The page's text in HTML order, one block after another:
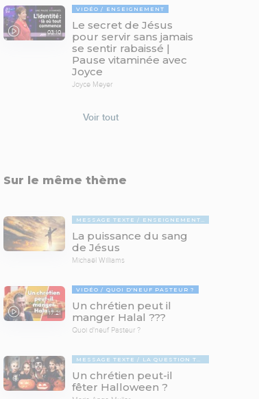
03:10
VIDÉO ENSEIGNEMENT
Le secret de Jésus
pour servir sans jamais
se sentir rabaissé |
Pause vitaminée avec
Joyce
Joyce Meyer
Voir tout
Sur le même thème
MESSAGE TEXTE ENSEIGNEMENTS BIBLIQUES
La puissance du sang
de Jésus
Michaël Williams
17:21
VIDÉO QUOI D'NEUF PASTEUR ?
Un chrétien peut il
manger Halal ???
Quoi d'neuf Pasteur ?
MESSAGE TEXTE LA QUESTION TABOUE
Un chrétien peut-il
fêter Halloween ?